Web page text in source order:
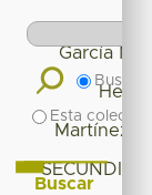
García
Martínez
Buscar
Esta
Buscar